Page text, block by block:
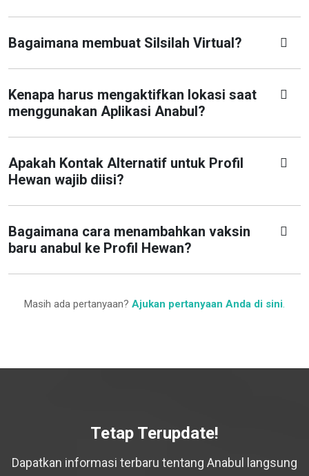
Bagaimana membuat Silsilah Virtual?
Kenapa harus mengaktifkan lokasi saat
menggunakan Aplikasi Anabul?
Apakah Kontak Alternatif untuk Profil
Hewan wajib diisi?
Bagaimana cara menambahkan vaksin
baru anabul ke Profil Hewan?
Masih ada pertanyaan? Ajukan pertanyaan Anda di sini.
Tetap Terupdate!
Dapatkan informasi terbaru tentang Anabul langsung